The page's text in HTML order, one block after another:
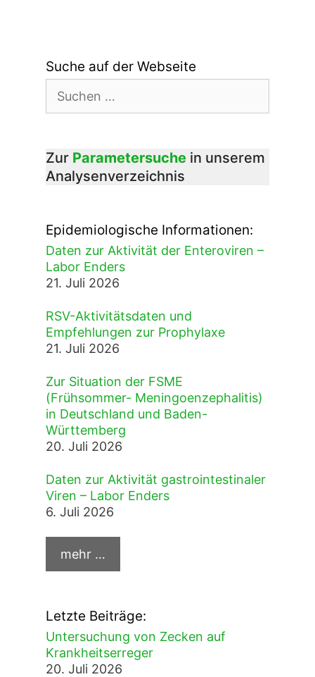
Suche auf der Webseite
nach:
Zur Parametersuche in unserem
Analysenverzeichnis
Epidemiologische Informationen:
Daten zur Aktivität der Enteroviren –
Labor Enders
21. Juli 2026
RSV-Aktivitätsdaten und
Empfehlungen zur Prophylaxe
21. Juli 2026
Zur Situation der FSME
(Frühsommer- Meningoenzephalitis)
in Deutschland und Baden-
Württemberg
20. Juli 2026
Daten zur Aktivität gastrointestinaler
Viren – Labor Enders
6. Juli 2026
Letzte Beiträge:
Untersuchung von Zecken auf
Krankheitserreger
20. Juli 2026